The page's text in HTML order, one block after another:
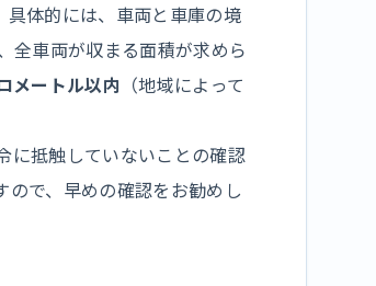
具体的には、車両と車庫の境
全車両が収まる面積が求めら
メートル以内 （地域によって
に抵触していないことの確認
で、早めの確認をお勧めし